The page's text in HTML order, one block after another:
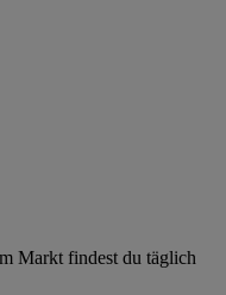
Markt findest du täglich